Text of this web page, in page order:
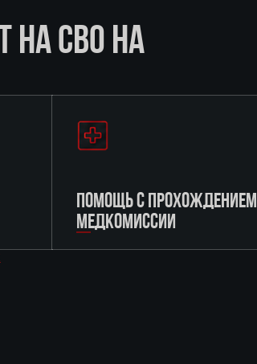
НА СВО НА
ПОМОЩЬ С ПРОХОЖДЕНИЕМ
МЕДКОМИССИИ